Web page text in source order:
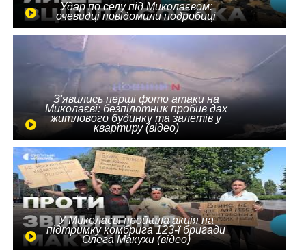
Удар по селу під Миколаєвом:
очевидці повідомили подробиці
З'явились перші фото атаки на
Миколаєві: безпілотник пробив дах
житлового будинку та залетів у
квартиру (відео)
У Миколаєві пройшла акція на
підтримку комбрига 123-ї бригади
Олега Макухи (відео)